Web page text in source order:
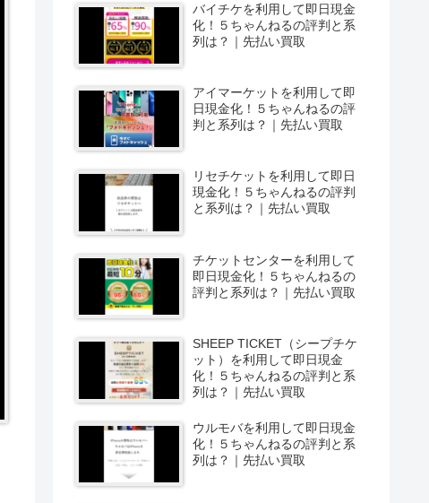
バイチケを利用して即日現金
化！５ちゃんねるの評判と系
列は？｜先払い買取
アイマーケットを利用して即
日現金化！５ちゃんねるの評
判と系列は？｜先払い買取
リセチケットを利用して即日
現金化！５ちゃんねるの評判
と系列は？｜先払い買取
チケットセンターを利用して
即日現金化！５ちゃんねるの
評判と系列は？｜先払い買取
SHEEP TICKET（シープチケ
ット）を利用して即日現金
化！５ちゃんねるの評判と系
列は？｜先払い買取
ウルモバを利用して即日現金
化！５ちゃんねるの評判と系
列は？｜先払い買取